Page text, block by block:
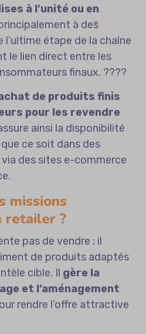
à l’unité ou en
à des
l’ultime étape de la chaîne
le lien direct entre les
finaux. ????
de produits finis
pour les revendre
ainsi la disponibilité
ce soit dans des
des sites e-commerce
missions
retailer ?
pas de vendre ; il
de produits adaptés
cible. Il gère la
et l’aménagement
rendre l’offre attractive